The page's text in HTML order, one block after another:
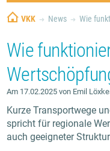
VKK News Wie
Wie
Am 17.02.2025 von Emil
Kurze Transportwege
spricht für regionale
auch geeigneter